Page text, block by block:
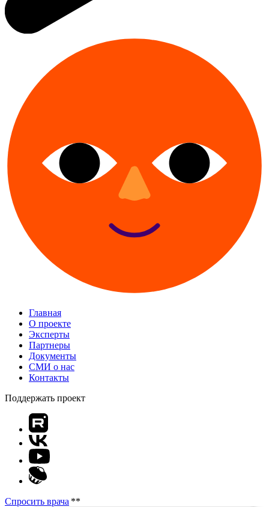
Главная
О проекте
Эксперты
Партнеры
Документы
СМИ о нас
Контакты
Поддержать проект
Спросить врача **